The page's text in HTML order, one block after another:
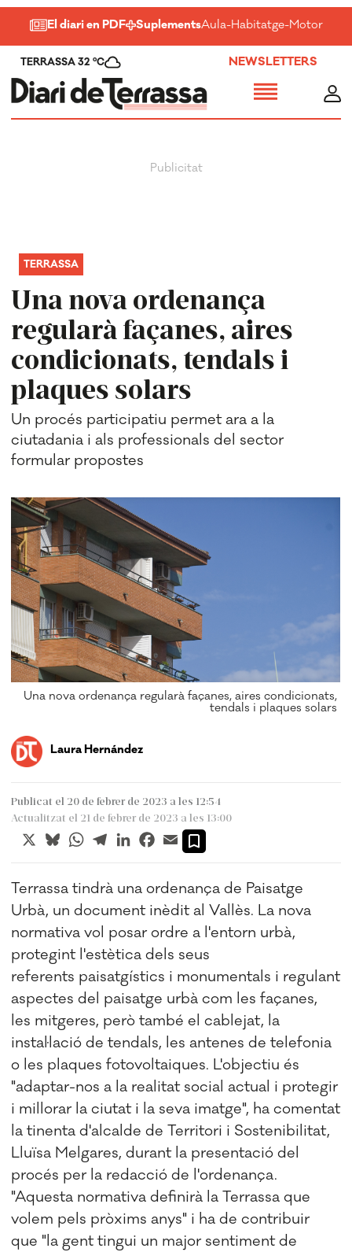
El diari en PDF SuplementsAula-Habitatge-Motor-
TERRASSA 32 ºC NEWSLETTERS
Una nova ordenança
regularà façanes, aires
condicionats, tendals i
plaques solars
TERRASSA
Un procés participatiu permet ara a la
ciutadania i als professionals del sector
formular propostes
Una nova ordenança regularà façanes, aires condicionats,
tendals i plaques solars
Laura Hernández
Publicat el 20 de febrer de 2023 a les 12:54
Actualitzat el 21 de febrer de 2023 a les 13:00
X BlueskyWhatsApp
TelegramLinkedInFacebook
Email
Terrassa tindrà una ordenança de Paisatge
Urbà, un document inèdit al Vallès. La nova
normativa vol posar ordre a l'entorn urbà,
protegint l'estètica dels seus
referents paisatgístics i monumentals i regulant
aspectes del paisatge urbà com les façanes,
les mitgeres, però també el cablejat, la
instal·lació de tendals, les antenes de telefonia
o les plaques fotovoltaiques. L'objectiu és
"adaptar-nos a la realitat social actual i protegir
i millorar la ciutat i la seva imatge", ha comentat
la tinenta d'alcalde de Territori i Sostenibilitat,
Lluïsa Melgares, durant la presentació del
procés per la redacció de l'ordenança.
"Aquesta normativa definirà la Terrassa que
volem pels pròxims anys" i ha de contribuir
que "la gent tingui un major sentiment de